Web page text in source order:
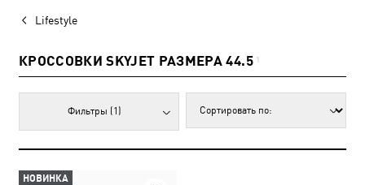
Lifestyle
КРОССОВКИ SKYJET РАЗМЕРА 44.5 1
Фильтры (1)
НОВИНКА